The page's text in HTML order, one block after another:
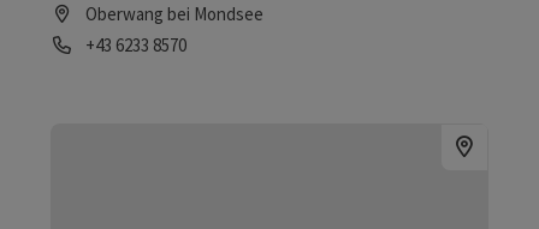
Oberwang bei Mondsee
Telefon
+43 6233 8570